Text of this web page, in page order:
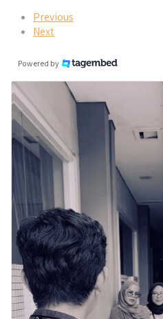
Previous
Next
Powered by